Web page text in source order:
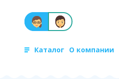
Каталог О компании